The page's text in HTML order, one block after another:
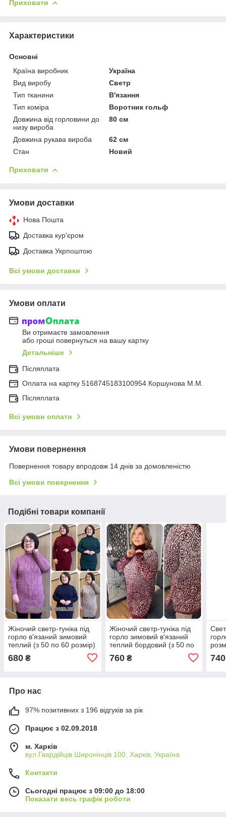
Приховати
Характеристики
Основні
Країна виробник
Україна
Вид виробу
Светр
Тип тканини
В'язання
Тип коміра
Воротник гольф
Довжина від горловини до
низу вироба
80 см
Довжина рукава вироба
62 см
Стан
Новий
Приховати
Умови доставки
Нова Пошта
Доставка кур'єром
Доставка Укрпоштою
Всі умови доставки
Умови оплати
Ви отримаєте замовлення
або гроші повернуться на вашу картку
Детальніше
Післяплата
Оплата на картку 5168745183100954 Коршунова М.М.
Післяплата
Всі умови оплати
Умови повернення
Повернення товару впродовж 14 днів за домовленістю
Всі умови повернення
Подібні товари компанії
Жіночий светр-туніка під
горло в'язаний зимовий
теплий (з 50 по 60 розмір)
680 ₴
Жіночий светр-туніка під
горло зимовий в'язаний
теплий бордовий (з 50 по
760₴ 740
Про нас
97% позитивних з 196 відгуків за рік
Працює з 02.09.2018
м. Харків
вул.Гвардійців Широнінців 100, Харків, Україна
Контакти
Сьогодні працює з 09:00 до 18:00
Показати весь графік роботи